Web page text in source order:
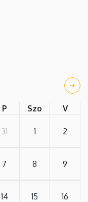
P Szo V
31 1 2
7 8 9
14 15 16